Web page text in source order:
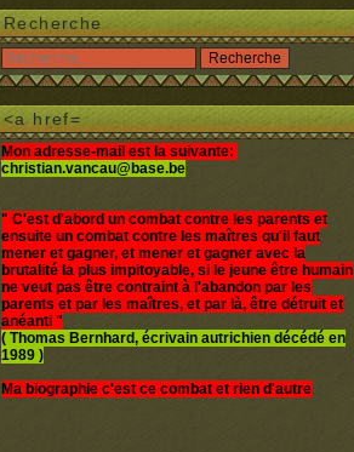
Recherche
<a href=
Mon adresse-mail est la suivante:
christian.vancau@base.be
" C'est d'abord un combat contre les parents et
ensuite un combat contre les maîtres qu'il faut
mener et gagner, et mener et gagner avec la
brutalité la plus impitoyable, si le jeune être humain
ne veut pas être contraint à l'abandon par les
parents et par les maîtres, et par là, être détruit et
anéanti "
( Thomas Bernhard, écrivain autrichien décédé en
1989 )
Ma biographie c'est ce combat et rien d'autre